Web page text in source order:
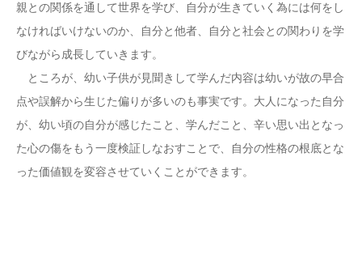
親との関係を通して世界を学び、自分が生きていく為には何をし
なければいけないのか、自分と他者、自分と社会との関わりを学
びながら成長していきます。
ところが、幼い子供が見聞きして学んだ内容は幼いが故の早合
点や誤解から生じた偏りが多いのも事実です。大人になった自分
が、幼い頃の自分が感じたこと、学んだこと、辛い思い出となっ
た心の傷をもう一度検証しなおすことで、自分の性格の根底とな
った価値観を変容させていくことができます。